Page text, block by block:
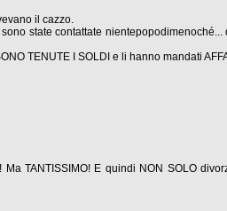
il cazzo.
state contattate nientepopodimenoché...
TENUTE I SOLDI e li hanno mandati
TANTISSIMO! E quindi NON SOLO